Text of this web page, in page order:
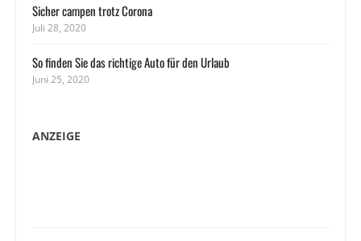
Sicher campen trotz Corona
Juli 28, 2020
So finden Sie das richtige Auto für den Urlaub
Juni 25, 2020
ANZEIGE